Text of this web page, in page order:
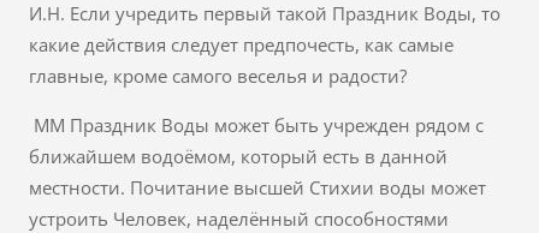
И.Н. Если учредить первый такой Праздник Воды, то
какие действия следует предпочесть, как самые
главные, кроме самого веселья и радости?
ММ Праздник Воды может быть учрежден рядом с
ближайшем водоёмом, который есть в данной
местности. Почитание высшей Стихии воды может
устроить Человек, наделённый способностями